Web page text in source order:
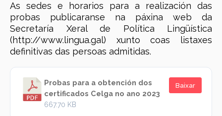
As sedes e horarios para a realización das
probas publicaranse na páxina web da
Secretaría Xeral de Política Lingüística
(http://www.lingua.gal) xunto coas listaxes
definitivas das persoas admitidas.
Probas para a obtención dos
certificados Celga no ano 2023
667.70 KB
Baixar